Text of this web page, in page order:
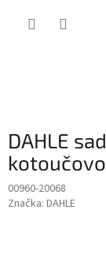
DAHLE
00960-20068
Značka: DAHLE